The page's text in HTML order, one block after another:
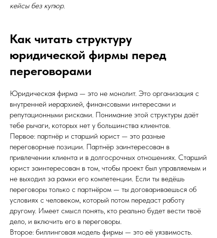
кейсы без купюр.
Как читать структуру
юридической фирмы перед
переговорами
Юридическая фирма — это не монолит. Это организация с
внутренней иерархией, финансовыми интересами и
репутационными рисками. Понимание этой структуры даёт
тебе рычаги, которых нет у большинства клиентов.
Первое: партнёр и старший юрист — это разные
переговорные позиции. Партнёр заинтересован в
привлечении клиента и в долгосрочных отношениях. Старший
юрист заинтересован в том, чтобы проект был управляемым и
не выходил за рамки его компетенции. Если ты ведёшь
переговоры только с партнёром — ты договариваешься об
условиях с человеком, который потом передаст работу
другому. Имеет смысл понять, кто реально будет вести твоё
дело, и включить его в переговоры.
Второе: биллинговая модель фирмы — это её уязвимость.